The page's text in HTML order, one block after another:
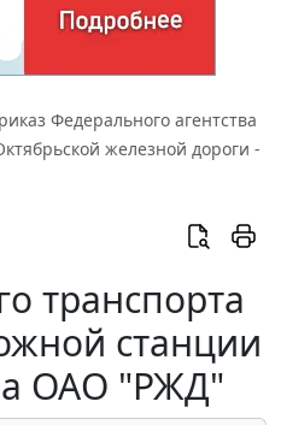
Федерального агентства
железной дороги -
транспорта
станции
ОАО "РЖД"